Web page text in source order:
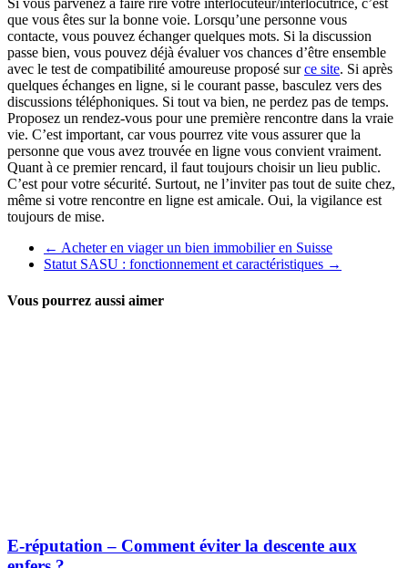
Si vous parvenez à faire rire votre interlocuteur/interlocutrice, c’est
que vous êtes sur la bonne voie. Lorsqu’une personne vous
contacte, vous pouvez échanger quelques mots. Si la discussion
passe bien, vous pouvez déjà évaluer vos chances d’être ensemble
avec le test de compatibilité amoureuse proposé surce site. Si après
quelques échanges en ligne, si le courant passe, basculez vers des
discussions téléphoniques. Si tout va bien, ne perdez pas de temps.
Proposez un rendez-vous pour une première rencontre dans la vraie
vie. C’est important, car vous pourrez vite vous assurer que la
personne que vous avez trouvée en ligne vous convient vraiment.
Quant à ce premier rencard, il faut toujours choisir un lieu public.
C’est pour votre sécurité. Surtout, ne l’inviter pas tout de suite chez,
même si votre rencontre en ligne est amicale. Oui, la vigilance est
toujours de mise.
← Acheter en viager un bien immobilier en Suisse
Statut SASU : fonctionnement et caractéristiques →
Vous pourrez aussi aimer
E-réputation – Comment éviter la descente aux